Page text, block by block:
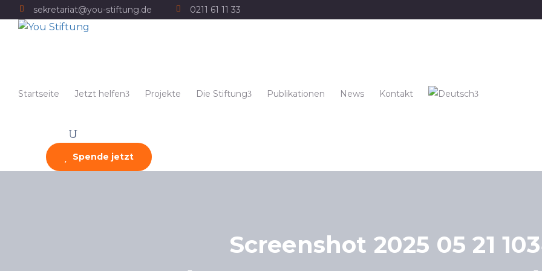
sekretariat@you-stiftung.de 0211 61 11 33
Startseite Jetzt helfen Projekte Die Stiftung Publikationen News Kontakt
Spende jetzt
Screenshot 2025 05 21